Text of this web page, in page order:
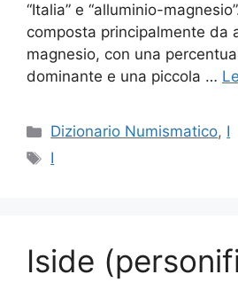
“Italia” e “alluminio-
composta principalmente da
magnesio, con una
dominante e una piccola …
Categorie
Dizionario Numismatico, I
Tag
I
Iside